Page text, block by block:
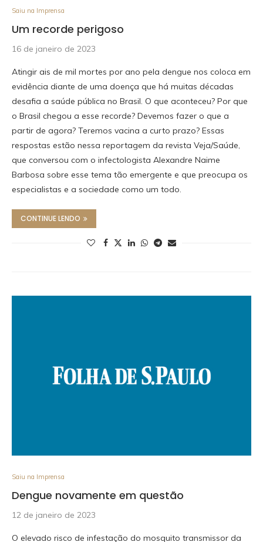
Saiu na Imprensa
Um recorde perigoso
16 de janeiro de 2023
Atingir ais de mil mortes por ano pela dengue nos coloca em
evidência diante de uma doença que há muitas décadas
desafia a saúde pública no Brasil. O que aconteceu? Por que
o Brasil chegou a esse recorde? Devemos fazer o que a
partir de agora? Teremos vacina a curto prazo? Essas
respostas estão nessa reportagem da revista Veja/Saúde,
que conversou com o infectologista Alexandre Naime
Barbosa sobre esse tema tão emergente e que preocupa os
especialistas e a sociedade como um todo.
CONTINUE LENDO
Saiu na Imprensa
Dengue novamente em questão
12 de janeiro de 2023
O elevado risco de infestação do mosquito transmissor da